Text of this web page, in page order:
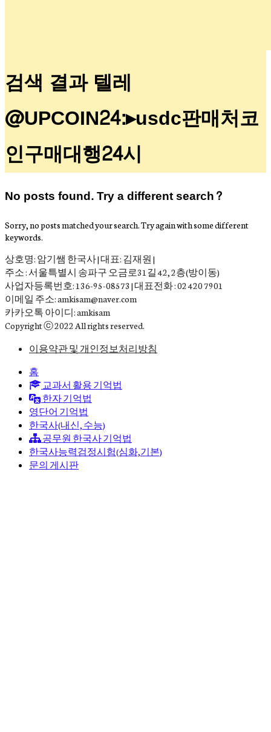
검색 결과 텔레
@UPCOIN24:▸usdc판매처코
인구매대행24시
No posts found. Try a different search?
Sorry, no posts matched your search. Try again with some different
keywords.
상호명: 암기쌤 한국사 | 대표: 김재원 |
주소 : 서울특별시 송파구 오금로31길 42, 2층(방이동)
사업자등록번호: 136-95-08573 | 대표전화 : 02 420 7901
이메일 주소: amkisam@naver.com
카카오톡 아이디: amkisam
Copyright ⓒ 2022 All rights reserved.
이용약관 및 개인정보처리방침
홈
교과서 활용 기억법
한자 기억법
영단어 기억법
한국사(내신, 수능)
공무원 한국사 기억법
한국사능력검정시험(심화,기본)
문의 게시판